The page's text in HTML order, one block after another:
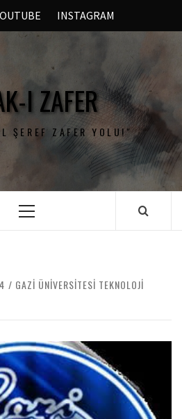
INSTAGRAM
I ZAFER
ŞEREF ZAFER YOLU!"
GAZI ÜNIVERSITESI TEKNOLOJI